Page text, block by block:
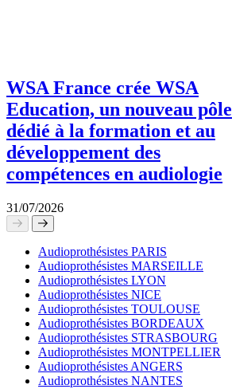
WSA France crée WSA
Education, un nouveau pôle
dédié à la formation et au
développement des
compétences en audiologie
31/07/2026
Audioprothésistes PARIS
Audioprothésistes MARSEILLE
Audioprothésistes LYON
Audioprothésistes NICE
Audioprothésistes TOULOUSE
Audioprothésistes BORDEAUX
Audioprothésistes STRASBOURG
Audioprothésistes MONTPELLIER
Audioprothésistes ANGERS
Audioprothésistes NANTES